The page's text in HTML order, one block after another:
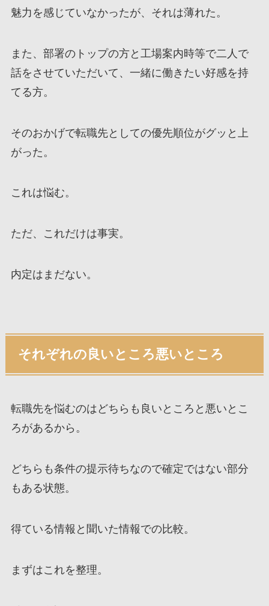
魅力を感じていなかったが、それは薄れた。
また、部署のトップの方と工場案内時等で二人で
話をさせていただいて、一緒に働きたい好感を持
てる方。
そのおかげで転職先としての優先順位がグッと上
がった。
これは悩む。
ただ、これだけは事実。
内定はまだない。
それぞれの良いところ悪いところ
転職先を悩むのはどちらも良いところと悪いとこ
ろがあるから。
どちらも条件の提示待ちなので確定ではない部分
もある状態。
得ている情報と聞いた情報での比較。
まずはこれを整理。